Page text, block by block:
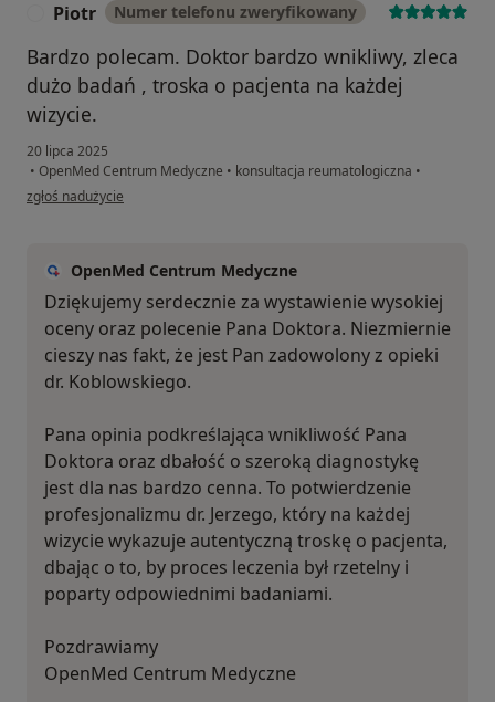
Piotr Numer telefonu zweryfikowany
Bardzo polecam. Doktor bardzo wnikliwy, zleca
dużo badań , troska o pacjenta na każdej
wizycie.
20 lipca 2025
• OpenMed Centrum Medyczne • konsultacja reumatologiczna •
w opinii użytkownika Piotr
zgłoś nadużycie
OpenMed Centrum Medyczne
Dziękujemy serdecznie za wystawienie wysokiej
oceny oraz polecenie Pana Doktora. Niezmiernie
cieszy nas fakt, że jest Pan zadowolony z opieki
dr. Koblowskiego.
Pana opinia podkreślająca wnikliwość Pana
Doktora oraz dbałość o szeroką diagnostykę
jest dla nas bardzo cenna. To potwierdzenie
profesjonalizmu dr. Jerzego, który na każdej
wizycie wykazuje autentyczną troskę o pacjenta,
dbając o to, by proces leczenia był rzetelny i
poparty odpowiednimi badaniami.
Pozdrawiamy
OpenMed Centrum Medyczne